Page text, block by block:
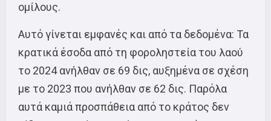
ομίλους.
Αυτό γίνεται εμφανές και από τα δεδομένα: Τα
κρατικά έσοδα από τη φοροληστεία του λαού
το 2024 ανήλθαν σε 69 δις, αυξημένα σε σχέση
με το 2023 που ανήλθαν σε 62 δις. Παρόλα
αυτά καμιά προσπάθεια από το κράτος δεν